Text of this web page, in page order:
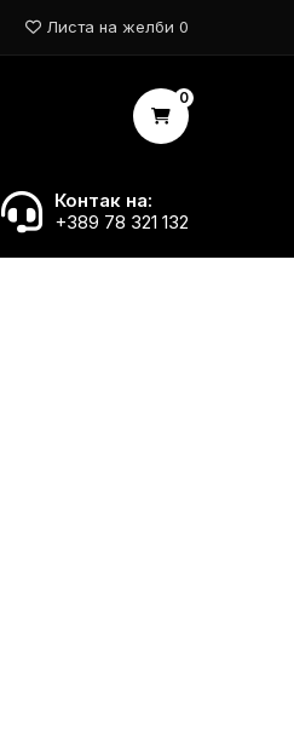
Листа на желби 0
0
Контак на:
+389 78 321 132